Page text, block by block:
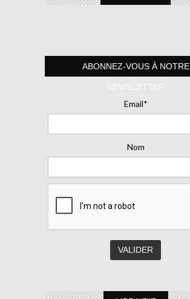
ABONNEZ-VOUS À NOTRE
NEWSLETTER
Email*
Nom